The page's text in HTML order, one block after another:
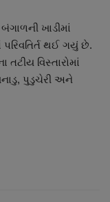
ખાડીમાં
પરિવતિર્ત થઈ ગયું છે.
તટીય વિસ્તારોમાં
પુડુચેરી અને